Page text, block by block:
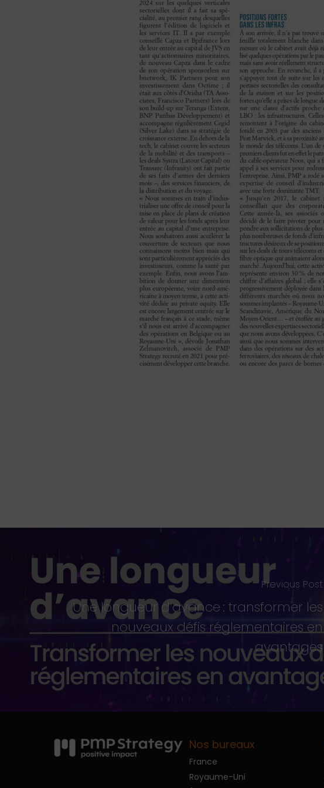
Previous Post
Une longueur d’avance : transformer les
nouveaux défis réglementaires en
avantages
Nos bureaux
France
Royaume-Uni